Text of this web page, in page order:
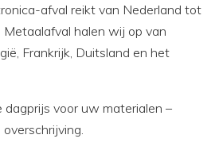
afval reikt van Nederland tot
halen wij op van
Frankrijk, Duitsland en het
voor uw materialen –